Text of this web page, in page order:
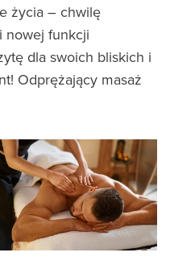
życia – chwilę
nowej funkcji
dla swoich bliskich i
Odprężający masaż